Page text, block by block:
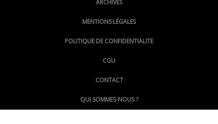
@LePoingMontpellier
ARCHIVES
MENTIONS LÉGALES
POLITIQUE DE CONFIDENTIALITE
CGU
CONTACT
QUI SOMMES-NOUS ?